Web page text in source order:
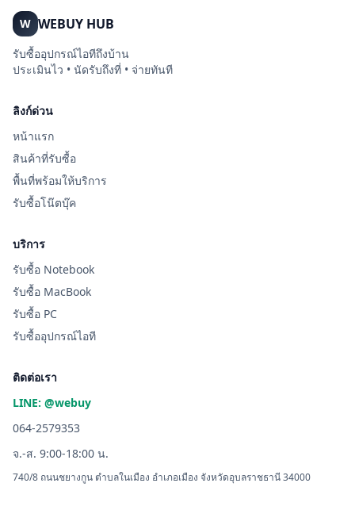
W WEBUY HUB
รับซื้ออุปกรณ์ไอทีถึงบ้าน
ประเมินไว • นัดรับถึงที่ • จ่ายทันที
ลิงก์ด่วน
หน้าแรก
สินค้าที่รับซื้อ
พื้นที่พร้อมให้บริการ
รับซื้อโน๊ตบุ๊ค
บริการ
รับซื้อ Notebook
รับซื้อ MacBook
รับซื้อ PC
รับซื้ออุปกรณ์ไอที
ติดต่อเรา
LINE: @webuy
064-2579353
จ.-ส. 9:00-18:00 น.
740/8 ถนนชยางกูน ตำบลในเมือง อำเภอเมือง จังหวัดอุบลราชธานี 34000